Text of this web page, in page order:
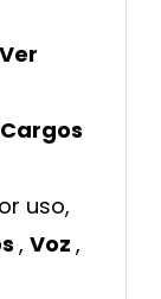
Ver
Cargos
uso,
, Voz ,